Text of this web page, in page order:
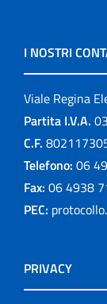
I NOSTRI
Viale Regina
Partita I.V.A.
C.F.
Telefono: 06
Fax: 06 4938
PEC:
PRIVACY